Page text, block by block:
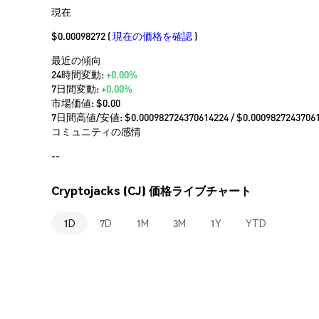
現在
$0.00098272 (現在の価格を確認 )
最近の傾向
24時間変動:+0.00%
7日間変動:+0.00%
市場価値:$0.00
7日間高値/安値: $0.000982724370614224/ $
コミュニティの感情
--
Cryptojacks (CJ) 価格ライブチャート
1D 7D 1M 3M 1Y YTD